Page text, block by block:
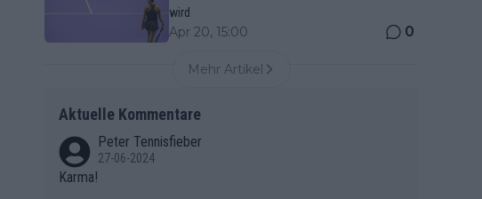
wird
Apr 20, 15:00 0
Mehr Artikel
Aktuelle Kommentare
Peter Tennisfieber
27-06-2024
Karma!